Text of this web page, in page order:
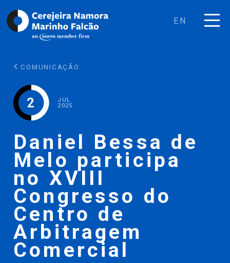
EN
COMUNICAÇÃO
2 JUL
2025
Daniel Bessa de
Melo participa
no XVIII
Congresso do
Centro de
Arbitragem
Comercial